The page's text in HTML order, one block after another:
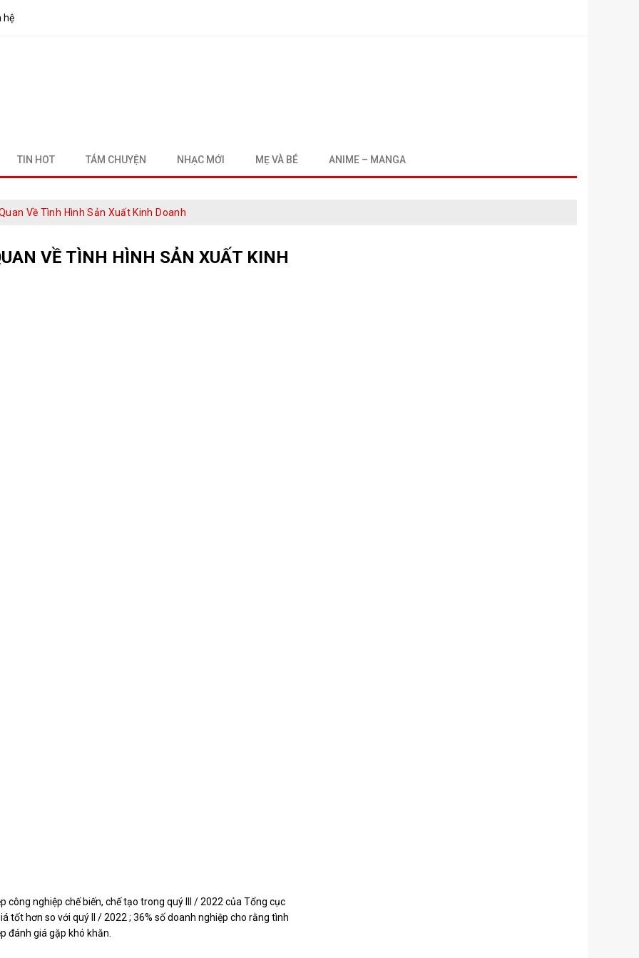
hệ
TIN HOT TÁM CHUYỆN NHẠC MỚI MẸ VÀ BÉ ANIME – MANGA
Về Tình Hình Sản Xuất Kinh Doanh
VỀ TÌNH HÌNH SẢN XUẤT KINH
công nghiệp chế biến, chế tạo trong quý III / 2022 của Tổng cục
tốt hơn so với quý II / 2022 ; 36% số doanh nghiệp cho rằng tình
đánh giá gặp khó khăn.